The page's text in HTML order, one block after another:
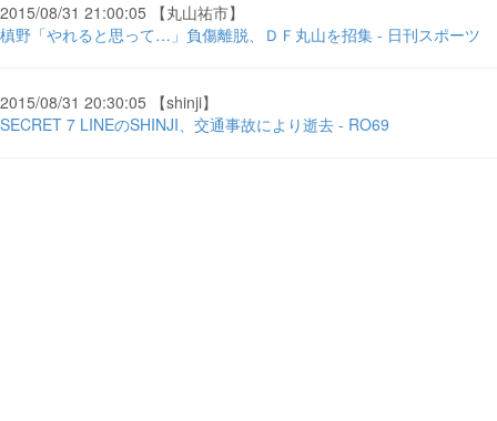
2015/08/31 21:00:05 【丸山祐市】
槙野「やれると思って…」負傷離脱、ＤＦ丸山を招集 - 日刊スポーツ
2015/08/31 20:30:05 【shinji】
SECRET 7 LINEのSHINJI、交通事故により逝去 - RO69